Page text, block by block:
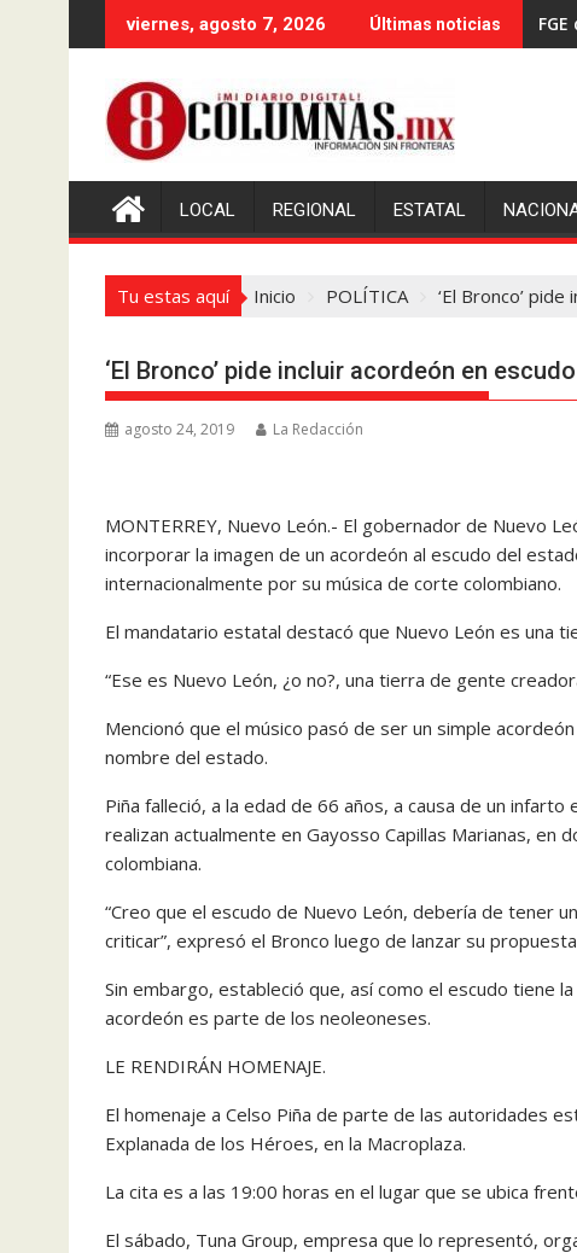
al
viernes, agosto 7, 2026 Últimas noticias
LOCAL REGIONAL ESTATAL
Tu estas aquí Inicio POLÍTICA ‘El Bronco’
‘El Bronco’ pide incluir acordeón en
agosto 24, 2019 La Redacción
MONTERREY, Nuevo León.- El gobernador de Nuevo
incorporar la imagen de un acordeón al escudo del
internacionalmente por su música de corte colombiano.
El mandatario estatal destacó que Nuevo León es una
“Ese es Nuevo León, ¿o no?, una tierra de gente
Mencionó que el músico pasó de ser un simple
nombre del estado.
Piña falleció, a la edad de 66 años, a causa de un
realizan actualmente en Gayosso Capillas Marianas, en
colombiana.
“Creo que el escudo de Nuevo León, debería de tener
criticar”, expresó el Bronco luego de lanzar su
Sin embargo, estableció que, así como el escudo tiene
acordeón es parte de los neoleoneses.
LE RENDIRÁN HOMENAJE.
El homenaje a Celso Piña de parte de las autoridades
Explanada de los Héroes, en la Macroplaza.
La cita es a las 19:00 horas en el lugar que se ubica
El sábado, Tuna Group, empresa que lo representó,